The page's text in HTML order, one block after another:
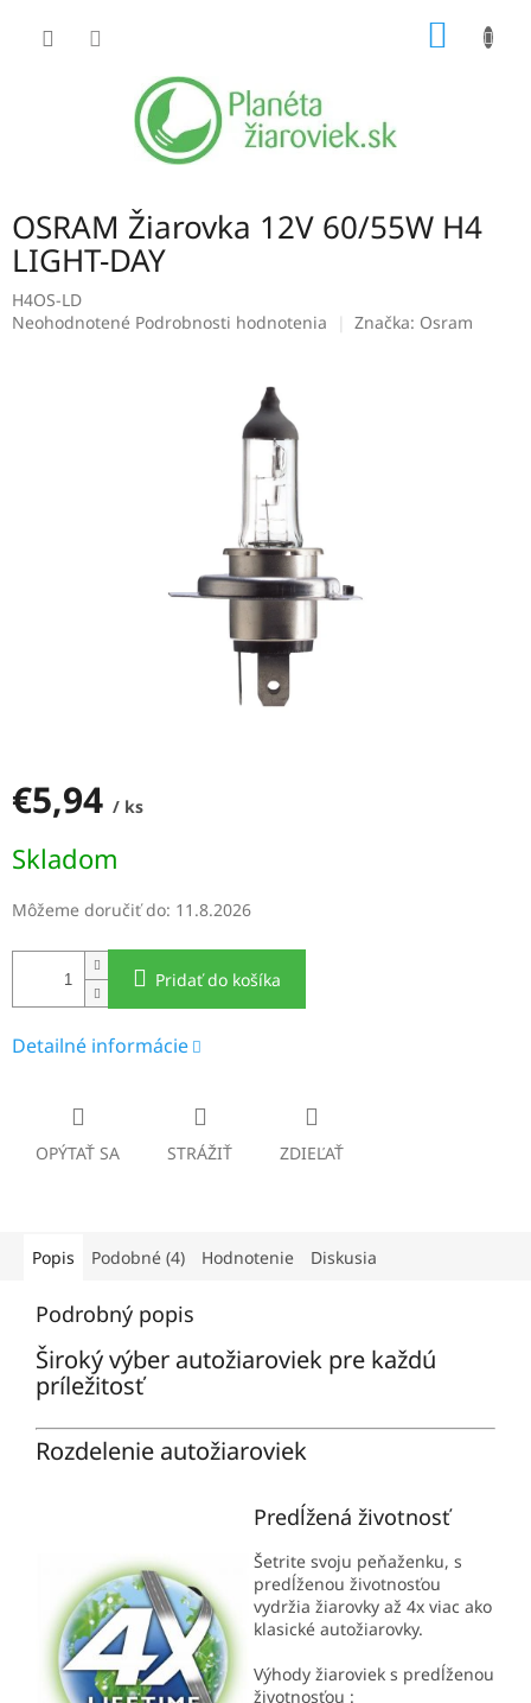
OSRAM Žiarovka 12V 60/55W H4
LIGHT-DAY
H4OS-LD
Priemerné
Neohodnotené Podrobnosti hodnotenia Značka: Osram
€5,94 / ks
cena:
Skladom
Môžeme doručiť do: 11.8.2026
Pridať do košíka
Detailné informácie
OPÝTAŤ SA STRÁŽIŤ ZDIEĽAŤ
Popis Podobné (4) Hodnotenie Diskusia
Podrobný popis
Široký výber autožiaroviek pre každú
príležitosť
Rozdelenie autožiaroviek
Predĺžená životnosť
Šetrite svoju peňaženku, s
predĺženou životnosťou
vydržia žiarovky až 4x viac ako
klasické autožiarovky.
Výhody žiaroviek s predĺženou
životnosťou :